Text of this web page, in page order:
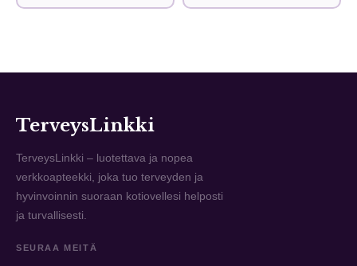
TerveysLinkki
TerveysLinkki – luotettava ja nopea
verkkoapteekki, joka tuo terveyden ja
hyvinvoinnin suoraan kotiovellesi helposti
ja turvallisesti.
SEURAA MEITÄ